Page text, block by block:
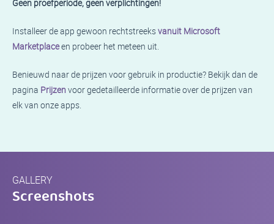
Geen proefperiode, geen verplichtingen!
Installeer de app gewoon rechtstreeksvanuit Microsoft
Marketplaceen probeer het meteen uit.
Benieuwd naar de prijzen voor gebruik in productie? Bekijk dan de
pagina Prijzenvoor gedetailleerde informatie over de prijzen van
elk van onze apps.
GALLERY
Screenshots